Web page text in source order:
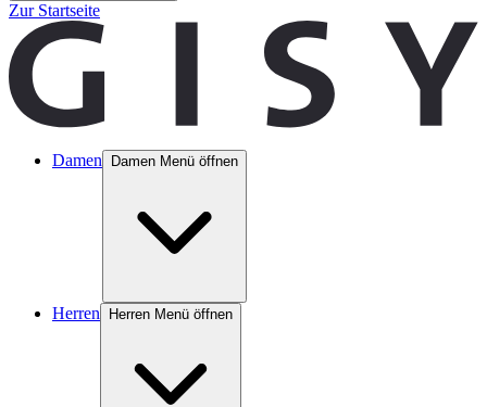
Zur Startseite
Damen Damen Menü öffnen
Herren Herren Menü öffnen